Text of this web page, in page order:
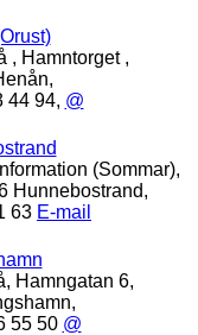
, Hamntorget ,
44 94, @
(Sommar),
Hunnebostrand,
63 E-mail
Hamngatan 6,
55 50 @